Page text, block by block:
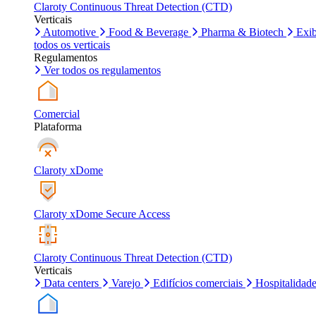
Claroty Continuous Threat Detection (CTD)
Verticais
Automotive
Food & Beverage Pharma & Biotech
todos os verticais
Regulamentos
Ver todos os regulamentos
Comercial
Plataforma
Claroty xDome
Claroty xDome Secure Access
Claroty Continuous Threat Detection (CTD)
Verticais
Data centers
Varejo Edifícios comerciais Hospitalidade